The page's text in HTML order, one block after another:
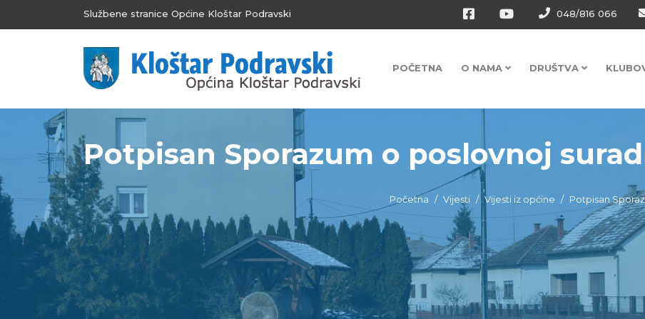
Službene stranice Općine Kloštar Podravski 048/816 066
POČETNA O NAMA DRUŠTVA
Potpisan Sporazum o poslovnoj
Početna Vijesti Vijesti iz općine Potpisan